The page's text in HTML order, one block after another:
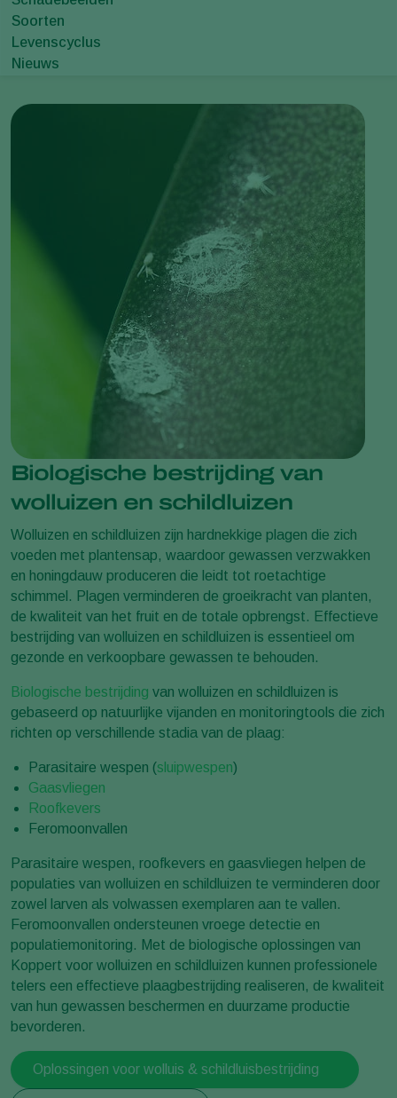
Soorten
Levenscyclus
Nieuws
Biologische bestrijding van
wolluizen en schildluizen
Wolluizen en schildluizen zijn hardnekkige plagen die zich
voeden met plantensap, waardoor gewassen verzwakken
en honingdauw produceren die leidt tot roetachtige
schimmel. Plagen verminderen de groeikracht van planten,
de kwaliteit van het fruit en de totale opbrengst. Effectieve
bestrijding van wolluizen en schildluizen is essentieel om
gezonde en verkoopbare gewassen te behouden.
Biologische bestrijding van wolluizen en schildluizen is
gebaseerd op natuurlijke vijanden en monitoringtools die zich
richten op verschillende stadia van de plaag:
Parasitaire wespen (sluipwespen)
Gaasvliegen
Roofkevers
Feromoonvallen
Parasitaire wespen, roofkevers en gaasvliegen helpen de
populaties van wolluizen en schildluizen te verminderen door
zowel larven als volwassen exemplaren aan te vallen.
Feromoonvallen ondersteunen vroege detectie en
populatiemonitoring. Met de biologische oplossingen van
Koppert voor wolluizen en schildluizen kunnen professionele
telers een effectieve plaagbestrijding realiseren, de kwaliteit
van hun gewassen beschermen en duurzame productie
bevorderen.
Oplossingen voor wolluis & schildluisbestrijding